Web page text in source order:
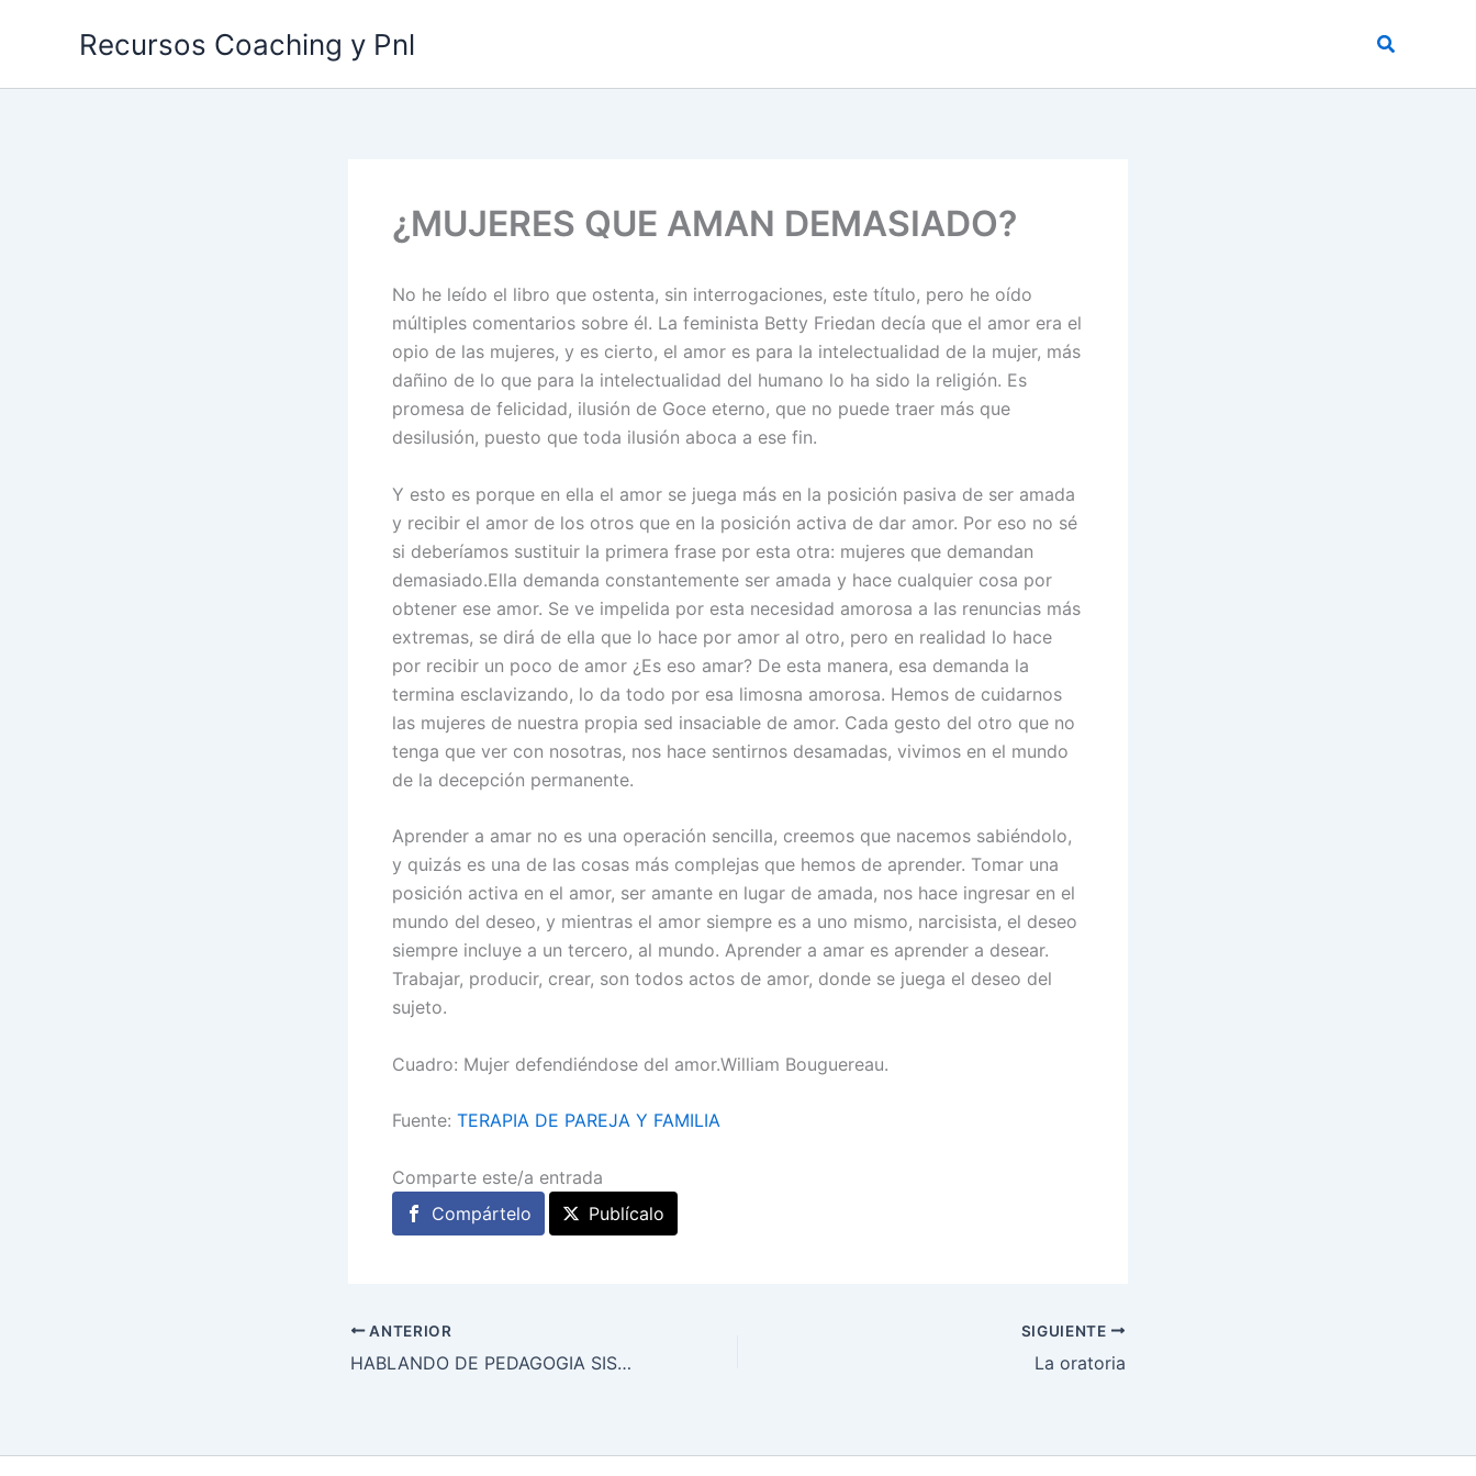
Recursos Coaching y Pnl Buscar
¿MUJERES QUE AMAN DEMASIADO?
No he leído el libro que ostenta, sin interrogaciones, este título, pero he oído
múltiples comentarios sobre él. La feminista Betty Friedan decía que el amor era el
opio de las mujeres, y es cierto, el amor es para la intelectualidad de la mujer, más
dañino de lo que para la intelectualidad del humano lo ha sido la religión. Es
promesa de felicidad, ilusión de Goce eterno, que no puede traer más que
desilusión, puesto que toda ilusión aboca a ese fin.
Y esto es porque en ella el amor se juega más en la posición pasiva de ser amada
y recibir el amor de los otros que en la posición activa de dar amor. Por eso no sé
si deberíamos sustituir la primera frase por esta otra: mujeres que demandan
demasiado.Ella demanda constantemente ser amada y hace cualquier cosa por
obtener ese amor. Se ve impelida por esta necesidad amorosa a las renuncias más
extremas, se dirá de ella que lo hace por amor al otro, pero en realidad lo hace
por recibir un poco de amor ¿Es eso amar? De esta manera, esa demanda la
termina esclavizando, lo da todo por esa limosna amorosa. Hemos de cuidarnos
las mujeres de nuestra propia sed insaciable de amor. Cada gesto del otro que no
tenga que ver con nosotras, nos hace sentirnos desamadas, vivimos en el mundo
de la decepción permanente.
Aprender a amar no es una operación sencilla, creemos que nacemos sabiéndolo,
y quizás es una de las cosas más complejas que hemos de aprender. Tomar una
posición activa en el amor, ser amante en lugar de amada, nos hace ingresar en el
mundo del deseo, y mientras el amor siempre es a uno mismo, narcisista, el deseo
siempre incluye a un tercero, al mundo. Aprender a amar es aprender a desear.
Trabajar, producir, crear, son todos actos de amor, donde se juega el deseo del
sujeto.
Cuadro: Mujer defendiéndose del amor.William Bouguereau.
Fuente: TERAPIA DE PAREJA Y FAMILIA
Comparte este/a entrada
Compártelo
Publícalo
ANTERIOR
HABLANDO DE PEDAGOGIA SISTEMICA CUDEC Y SUS CONTENIDOS
SIGUIENTE
La oratoria